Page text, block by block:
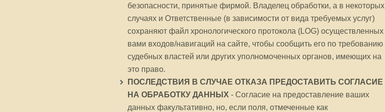
безопасности, принятые фирмой. Владелец обработки, а в некоторых
случаях и Ответственные (в зависимости от вида требуемых услуг)
сохраняют файл хронологического протокола (LOG) осуществленных
вами входов/навигаций на сайте, чтобы сообщить его по требованию
судебных властей или других уполномоченных органов, имеющих на
это право.
ПОСЛЕДСТВИЯ В СЛУЧАЕ ОТКАЗА ПРЕДОСТАВИТЬ СОГЛАСИЕ
НА ОБРАБОТКУ ДАННЫХ - Согласие на предоставление ваших
данных факультативно, но, если поля, отмеченные как